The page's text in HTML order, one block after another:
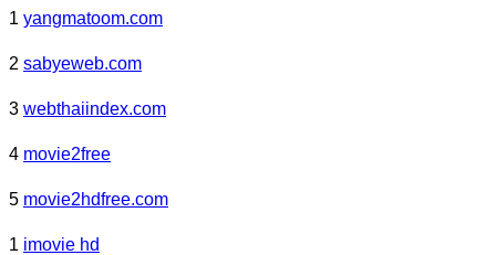
1 yangmatoom.com
2 sabyeweb.com
3 webthaiindex.com
4 movie2free
5 movie2hdfree.com
1 imovie hd